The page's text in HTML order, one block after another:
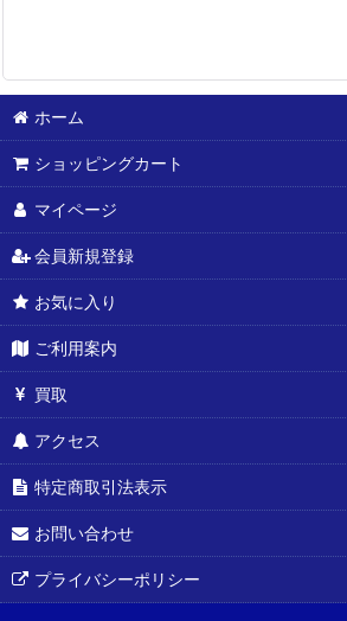
ホーム
ショッピングカート
マイページ
会員新規登録
お気に入り
ご利用案内
買取
アクセス
特定商取引法表示
お問い合わせ
プライバシーポリシー